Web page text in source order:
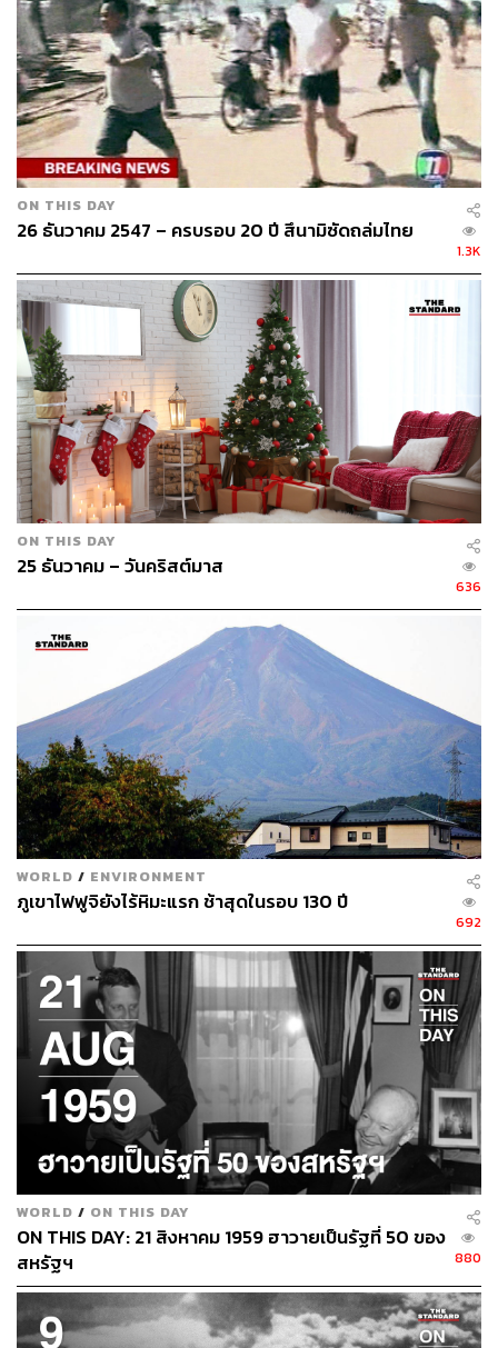
ON THIS DAY
26 ธันวาคม 2547 – ครบรอบ 20 ปี สึนามิซัดถล่มไทย
1.3K
ON THIS DAY
25 ธันวาคม – วันคริสต์มาส
636
WORLD / ENVIRONMENT
ภูเขาไฟฟูจิยังไร้หิมะแรก ช้าสุดในรอบ 130 ปี
692
WORLD / ON THIS DAY
ON THIS DAY: 21 สิงหาคม 1959 ฮาวายเป็นรัฐที่ 50 ของ
สหรัฐฯ
880